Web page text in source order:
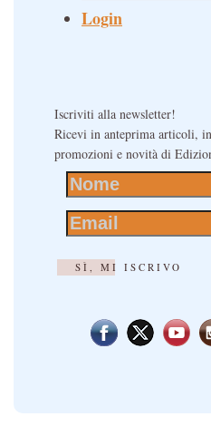
Login
Iscriviti alla newsletter!
Ricevi in anteprima articoli,
promozioni e novità di
SÌ, MI ISCRIVO